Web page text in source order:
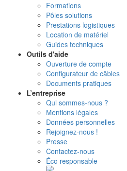
Formations
Pôles solutions
Prestations logistiques
Location de matériel
Guides techniques
Outils d'aide
Ouverture de compte
Configurateur de câbles
Documents pratiques
L’entreprise
Qui sommes-nous ?
Mentions légales
Données personnelles
Rejoignez-nous !
Presse
Contactez-nous
Éco responsable